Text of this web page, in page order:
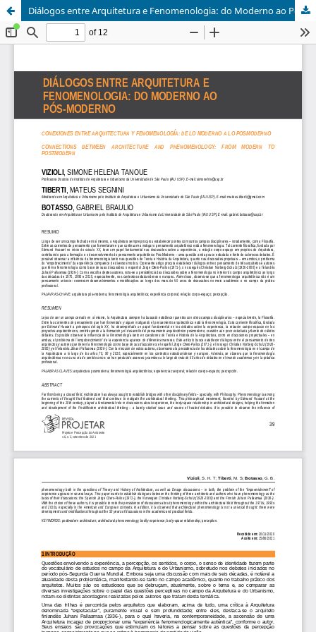
Diálogos entre Arquitetura e Fenomenologia: do Moderno ao Pós-Moderno